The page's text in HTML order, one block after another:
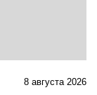
8 августа 2026